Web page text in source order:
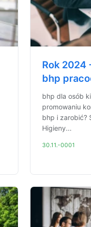
Rok 2024
bhp
bhp dla osób
promowaniu
bhp i zarobić?
Higieny...
30.11.-0001